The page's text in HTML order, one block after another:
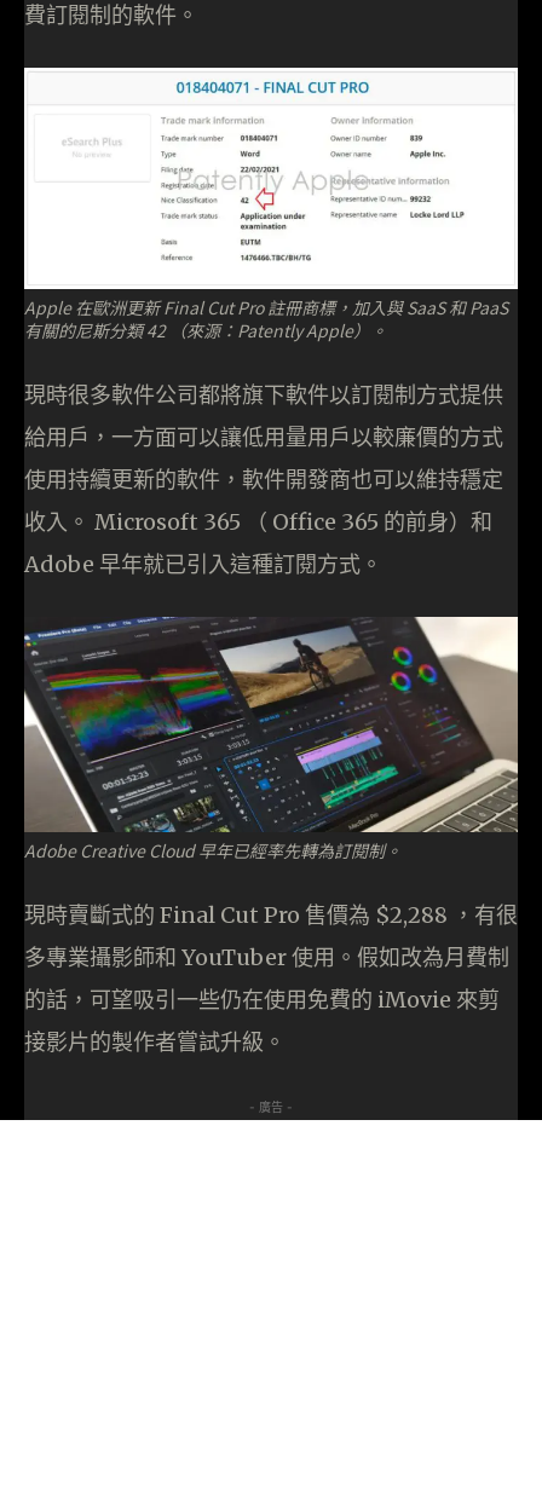
費訂閱制的軟件。
Apple 在歐洲更新 Final Cut Pro 註冊商標，加入與 SaaS 和 PaaS
有關的尼斯分類 42 （來源：Patently Apple）。
現時很多軟件公司都將旗下軟件以訂閱制方式提供
給用戶，一方面可以讓低用量用戶以較廉價的方式
使用持續更新的軟件，軟件開發商也可以維持穩定
收入。 Microsoft 365 （ Office 365 的前身）和
Adobe 早年就已引入這種訂閱方式。
Adobe Creative Cloud 早年已經率先轉為訂閱制。
現時賣斷式的 Final Cut Pro 售價為 $2,288 ，有很
多專業攝影師和 YouTuber 使用。假如改為月費制
的話，可望吸引一些仍在使用免費的 iMovie 來剪
接影片的製作者嘗試升級。
- 廣告 -